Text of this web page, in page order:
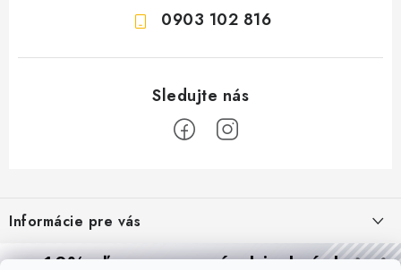
0903 102 816
p
ä
Informácie pre vás
Reklamácie a formulár na odstúpenie od zmluvy
10% zľavana prvú objednávku